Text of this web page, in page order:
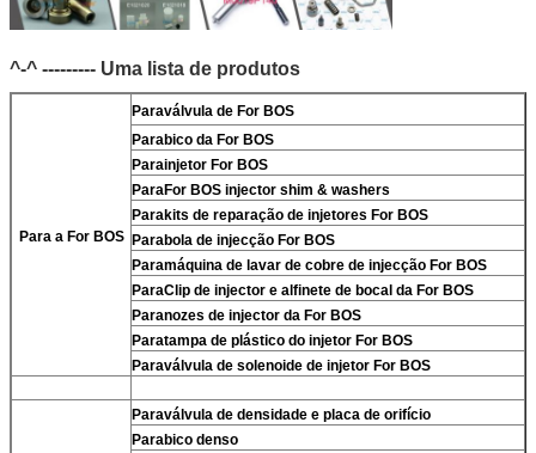
^-^ --------- Uma lista de produtos
Para a For BOS
Paraválvula de For BOS
Parabico da For BOS
Parainjetor For BOS
ParaFor BOS injector shim & washers
Parakits de reparação de injetores For BOS
Parabola de injecção For BOS
Paramáquina de lavar de cobre de injecção For BOS
ParaClip de injector e alfinete de bocal da For BOS
Paranozes de injector da For BOS
Paratampa de plástico do injetor For BOS
Paraválvula de solenoide de injetor For BOS
Paraválvula de densidade e placa de orifício
Parabico denso